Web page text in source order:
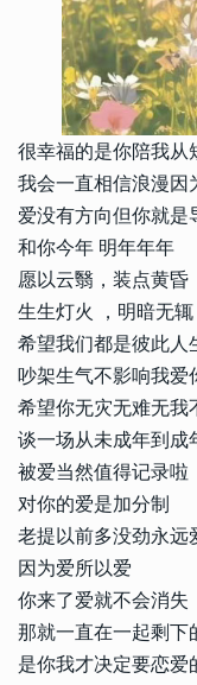
很幸福的是你陪我从
我会一直相信浪漫因
爱没有方向但你就是
和你今年 明年年年
愿以云翳，装点黄昏
生生灯火 ，明暗无辄
希望我们都是彼此人
吵架生气不影响我爱
希望你无灾无难无我
谈一场从未成年到成
被爱当然值得记录啦
对你的爱是加分制
老提以前多没劲永远
因为爱所以爱
你来了爱就不会消失
那就一直在一起剩下
是你我才决定要恋爱